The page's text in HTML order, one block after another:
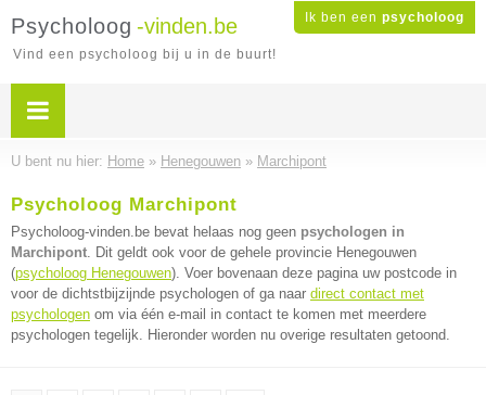
Ik ben een psycholoog
Psycholoog -vinden.be
Vind een psycholoog bij u in de buurt!
U bent nu hier: Home » Henegouwen » Marchipont
Psycholoog Marchipont
Psycholoog-vinden.be bevat helaas nog geen psychologen in
Marchipont. Dit geldt ook voor de gehele provincie Henegouwen
(psycholoog Henegouwen). Voer bovenaan deze pagina uw postcode in
voor de dichtstbijzijnde psychologen of ga naar direct contact met
psychologen om via één e-mail in contact te komen met meerdere
psychologen tegelijk. Hieronder worden nu overige resultaten getoond.